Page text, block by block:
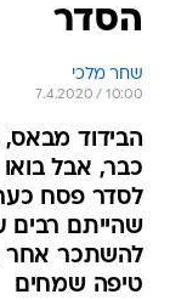
הסדר
שחר מלכי
7.4.2020 / 10:00
הבידוד מבאס,
כבר, אבל
לסדר פסח
שהייתם
להשתכר אחר
טיפה שמחים